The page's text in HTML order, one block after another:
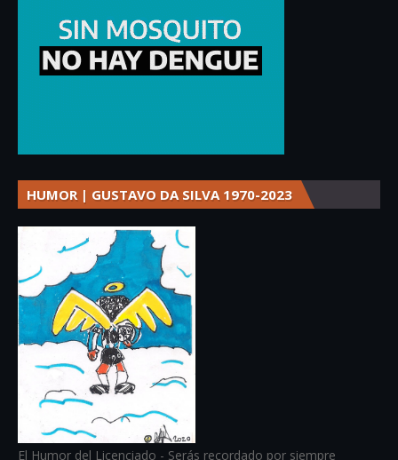
HUMOR | GUSTAVO DA SILVA 1970-2023
El Humor del Licenciado - Serás recordado por siempre